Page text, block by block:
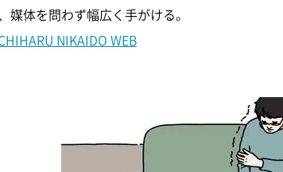
媒体を問わず幅広く手がける。
NIKAIDO WEB